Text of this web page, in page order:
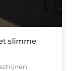
slimme